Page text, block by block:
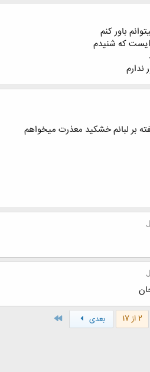
باور کنم
ایست که شنیدم
بر لبانم خشکید معذرت میخواهم
2 از 17 بعدی